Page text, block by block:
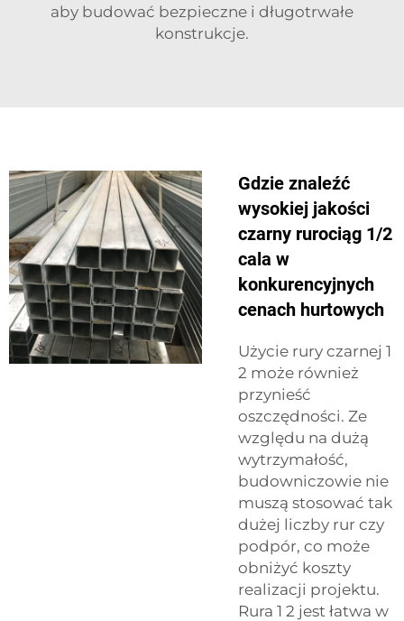
aby budować bezpieczne i długotrwałe
konstrukcje.
Gdzie znaleźć
wysokiej jakości
czarny rurociąg 1/2
cala w
konkurencyjnych
cenach hurtowych
Użycie rury czarnej 1
2 może również
przynieść
oszczędności. Ze
względu na dużą
wytrzymałość,
budowniczowie nie
muszą stosować tak
dużej liczby rur czy
podpór, co może
obniżyć koszty
realizacji projektu.
Rura 1 2 jest łatwa w